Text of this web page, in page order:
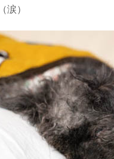
涙）